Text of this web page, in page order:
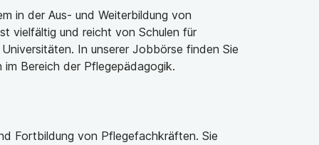
in der Aus- und Weiterbildung von
vielfältig und reicht von Schulen für
In unserer Jobbörse finden Sie
Bereich der Pflegepädagogik.
Fortbildung von Pflegefachkräften. Sie